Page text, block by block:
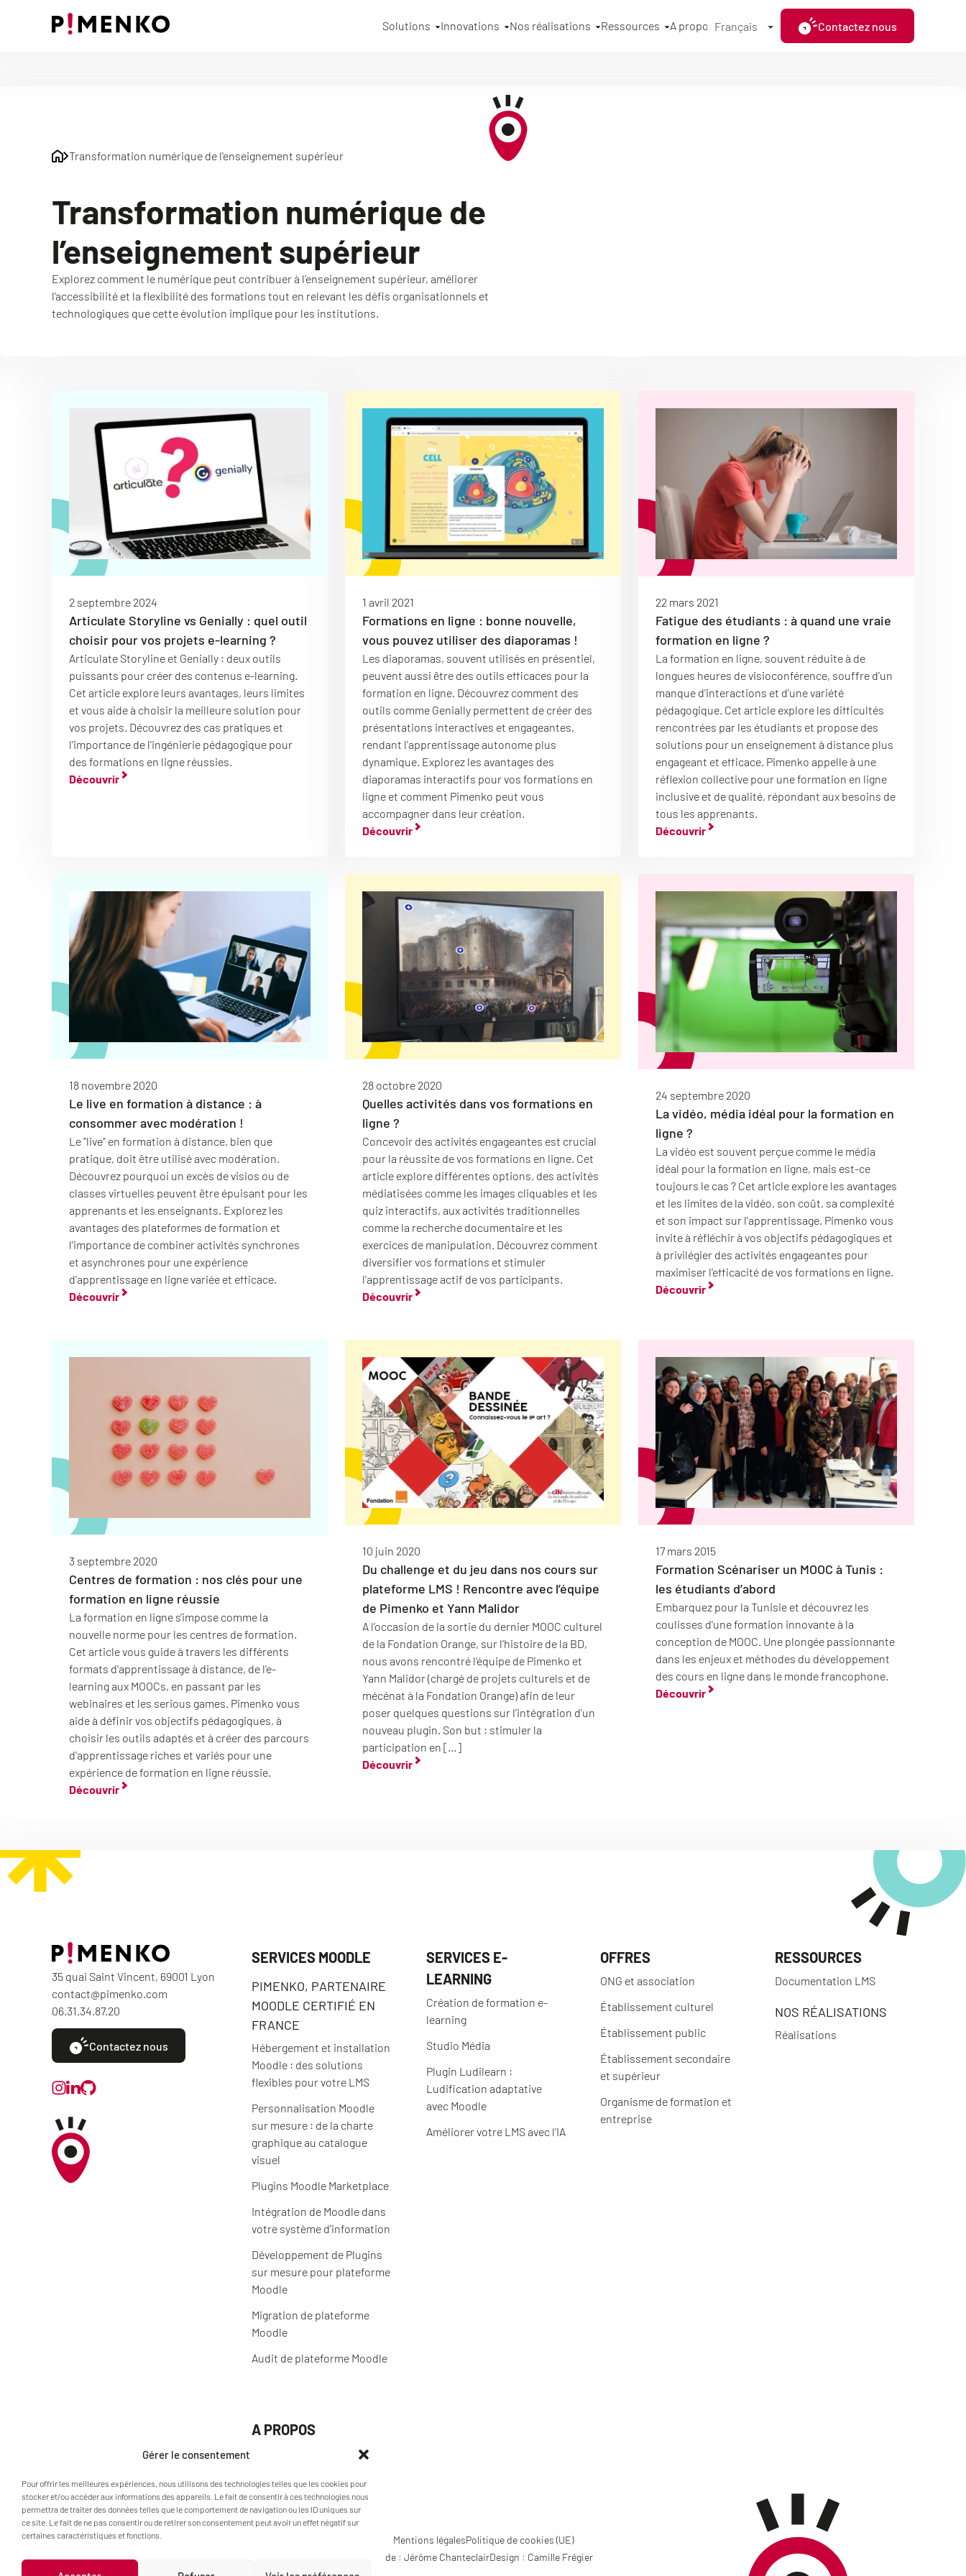
Gérer le consentement
Pour offrir les meilleures expériences, nous utilisons des technologies telles que les cookies pour
stocker et/ou accéder aux informations des appareils. Le fait de consentir à ces technologies nous
permettra de traiter des données telles que le comportement de navigation ou les ID uniques sur
ce site. Le fait de ne pas consentir ou de retirer son consentement peut avoir un effet négatif sur
certaines caractéristiques et fonctions.
Solutions Innovations Nos réalisations Ressources A propos Français Contactez nous
Transformation numérique de l'enseignement supérieur
Transformation numérique de
l’enseignement supérieur
Explorez comment le numérique peut contribuer à l’enseignement supérieur, améliorer
l’accessibilité et la flexibilité des formations tout en relevant les défis organisationnels et
technologiques que cette évolution implique pour les institutions.
2 septembre 2024
Articulate Storyline vs Genially : quel outil
choisir pour vos projets e-learning ?
Articulate Storyline et Genially : deux outils
puissants pour créer des contenus e-learning.
Cet article explore leurs avantages, leurs limites
et vous aide à choisir la meilleure solution pour
vos projets. Découvrez des cas pratiques et
l'importance de l'ingénierie pédagogique pour
des formations en ligne réussies.
Découvrir
1 avril 2021
Formations en ligne : bonne nouvelle,
vous pouvez utiliser des diaporamas !
Les diaporamas, souvent utilisés en présentiel,
peuvent aussi être des outils efficaces pour la
formation en ligne. Découvrez comment des
outils comme Genially permettent de créer des
présentations interactives et engageantes,
rendant l'apprentissage autonome plus
dynamique. Explorez les avantages des
diaporamas interactifs pour vos formations en
ligne et comment Pimenko peut vous
accompagner dans leur création.
Découvrir
22 mars 2021
Fatigue des étudiants : à quand une vraie
formation en ligne ?
La formation en ligne, souvent réduite à de
longues heures de visioconférence, souffre d'un
manque d'interactions et d'une variété
pédagogique. Cet article explore les difficultés
rencontrées par les étudiants et propose des
solutions pour un enseignement à distance plus
engageant et efficace. Pimenko appelle à une
réflexion collective pour une formation en ligne
inclusive et de qualité, répondant aux besoins de
tous les apprenants.
Découvrir
18 novembre 2020
Le live en formation à distance : à
consommer avec modération !
Le "live" en formation à distance, bien que
pratique, doit être utilisé avec modération.
Découvrez pourquoi un excès de visios ou de
classes virtuelles peuvent être épuisant pour les
apprenants et les enseignants. Explorez les
avantages des plateformes de formation et
l'importance de combiner activités synchrones
et asynchrones pour une expérience
d'apprentissage en ligne variée et efficace.
Découvrir
28 octobre 2020
Quelles activités dans vos formations en
ligne ?
Concevoir des activités engageantes est crucial
pour la réussite de vos formations en ligne. Cet
article explore différentes options, des activités
médiatisées comme les images cliquables et les
quiz interactifs, aux activités traditionnelles
comme la recherche documentaire et les
exercices de manipulation. Découvrez comment
diversifier vos formations et stimuler
l'apprentissage actif de vos participants.
Découvrir
24 septembre 2020
La vidéo, média idéal pour la formation en
ligne ?
La vidéo est souvent perçue comme le média
idéal pour la formation en ligne, mais est-ce
toujours le cas ? Cet article explore les avantages
et les limites de la vidéo, son coût, sa complexité
et son impact sur l'apprentissage. Pimenko vous
invite à réfléchir à vos objectifs pédagogiques et
à privilégier des activités engageantes pour
maximiser l'efficacité de vos formations en ligne.
Découvrir
3 septembre 2020
Centres de formation : nos clés pour une
formation en ligne réussie
La formation en ligne s'impose comme la
nouvelle norme pour les centres de formation.
Cet article vous guide à travers les différents
formats d'apprentissage à distance, de l'e-
learning aux MOOCs, en passant par les
webinaires et les serious games. Pimenko vous
aide à définir vos objectifs pédagogiques, à
choisir les outils adaptés et à créer des parcours
d'apprentissage riches et variés pour une
expérience de formation en ligne réussie.
Découvrir
10 juin 2020
Du challenge et du jeu dans nos cours sur
plateforme LMS ! Rencontre avec l’équipe
de Pimenko et Yann Malidor
A l’occasion de la sortie du dernier MOOC culturel
de la Fondation Orange, sur l’histoire de la BD,
nous avons rencontré l’équipe de Pimenko et
Yann Malidor (chargé de projets culturels et de
mécénat à la Fondation Orange) afin de leur
poser quelques questions sur l’intégration d’un
nouveau plugin. Son but : stimuler la
participation en […]
Découvrir
17 mars 2015
Formation Scénariser un MOOC à Tunis :
les étudiants d’abord
Embarquez pour la Tunisie et découvrez les
coulisses d'une formation innovante à la
conception de MOOC. Une plongée passionnante
dans les enjeux et méthodes du développement
des cours en ligne dans le monde francophone.
Découvrir
35 quai Saint Vincent, 69001 Lyon
contact@pimenko.com
06.31.34.87.20
Contactez nous
SERVICES MOODLE
PIMENKO, PARTENAIRE
MOODLE CERTIFIÉ EN
FRANCE
Hébergement et installation
Moodle : des solutions
flexibles pour votre LMS
Personnalisation Moodle
sur mesure : de la charte
graphique au catalogue
visuel
Plugins Moodle Marketplace
Intégration de Moodle dans
votre système d’information
Développement de Plugins
sur mesure pour plateforme
Moodle
Migration de plateforme
Moodle
Audit de plateforme Moodle
SERVICES E-
LEARNING
Création de formation e-
learning
Studio Média
Plugin Ludilearn :
Ludification adaptative
avec Moodle
Améliorer votre LMS avec l’IA
OFFRES
ONG et association
Établissement culturel
Établissement public
Établissement secondaire
et supérieur
Organisme de formation et
entreprise
RESSOURCES
Documentation LMS
NOS RÉALISATIONS
Réalisations
A PROPOS
Qui sommes-nous ?
Mentions légalesPolitique de cookies (UE)
Code : Jérôme ChanteclairDesign : Camille Frégier